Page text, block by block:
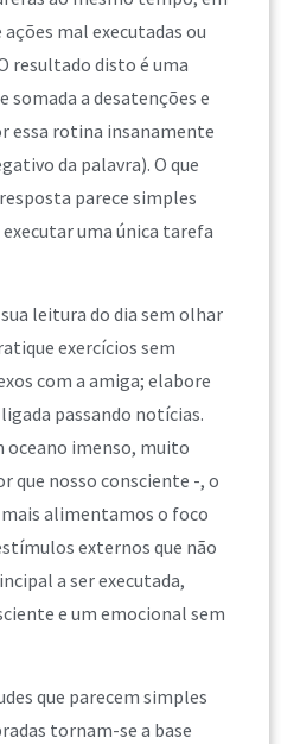
mal executadas ou
resultado disto é uma
somada a desatenções e
essa rotina insanamente
da palavra). O que
parece simples
uma única tarefa
leitura do dia sem olhar
exercícios sem
com a amiga; elabore
passando notícias.
oceano imenso, muito
que nosso consciente -, o
alimentamos o foco
externos que não
a ser executada,
e um emocional sem
que parecem simples
tornam-se a base